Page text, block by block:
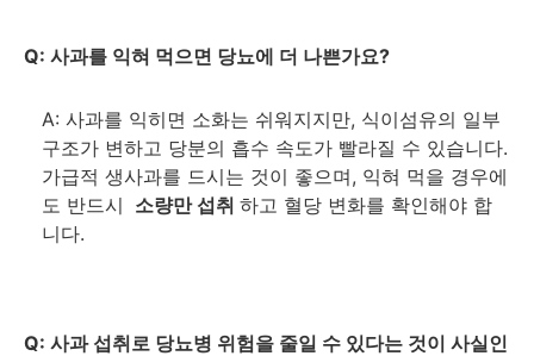
Q: 사과를 익혀 먹으면 당뇨에 더 나쁜가요?
A: 사과를 익히면 소화는 쉬워지지만, 식이섬유의 일부
구조가 변하고 당분의 흡수 속도가 빨라질 수 있습니다.
가급적 생사과를 드시는 것이 좋으며, 익혀 먹을 경우에
도 반드시 소량만 섭취 하고 혈당 변화를 확인해야 합
니다.
Q: 사과 섭취로 당뇨병 위험을 줄일 수 있다는 것이 사실인